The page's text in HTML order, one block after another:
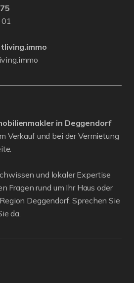
in Deggendorf
Verkauf und bei der Vermietung
und lokaler Expertise
Fragen rund um Ihr Haus oder
Deggendorf. Sprechen Sie
da.